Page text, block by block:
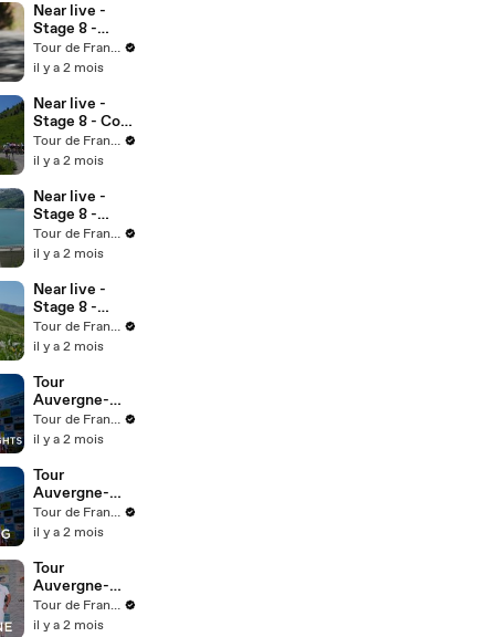
Near live -
Stage 8 -
Début de la
dernière
Tour de France™
il y a 2 mois
Near live -
Stage 8 - Col
des AravisTour de France™
il y a 2 mois
Near live -
Stage 8 -
Sprint
intermédiaire
Tour de France™
il y a 2 mois
Near live -
Stage 8 -
L'échappée
grossit
Tour de France™
il y a 2 mois
Tour
Auvergne-
Rhône-Alpes
2026 - Stage
Highlights
Tour de France™
il y a 2 mois
Tour
Auvergne-
Rhône-Alpes
2026 - Étape
long
Tour de France™
il y a 2 mois
Tour
Auvergne-
Rhône-Alpes
2026 - Stage
Tour de France™
il y a 2 mois